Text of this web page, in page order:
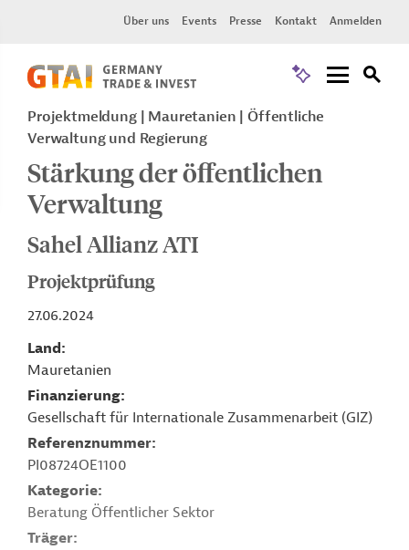
Über uns Events Presse Kontakt Anmelden
Projektmeldung Mauretanien
Öffentliche
Verwaltung und Regierung
Stärkung der öffentlichen
Verwaltung
Sahel Allianz ATI
Projektprüfung
27.06.2024
Land
Mauretanien
Finanzierung
Gesellschaft für Internationale Zusammenarbeit (GIZ)
Referenznummer
PI08724OE1100
Kategorie
Beratung Öffentlicher Sektor
Träger